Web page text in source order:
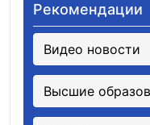
Рекомендации
Видео новости
Высшие